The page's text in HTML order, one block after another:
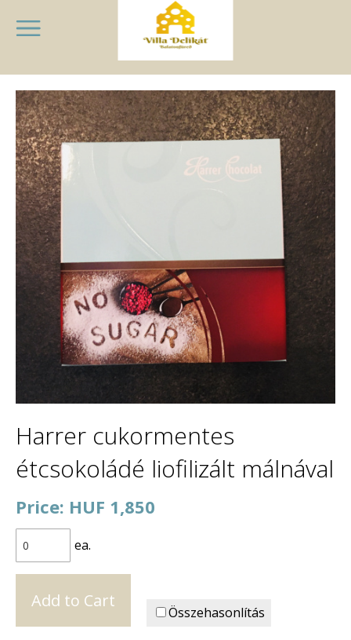
Harrer cukormentes
étcsokoládé liofilizált málnával
Price: HUF 1,850
ea.
Összehasonlítás